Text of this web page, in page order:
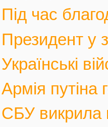
Під час
Президент у
Українські
Армія путіна
СБУ викрила